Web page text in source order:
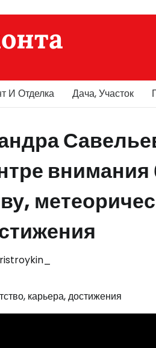
И Отделка Дача, Участок
внимания